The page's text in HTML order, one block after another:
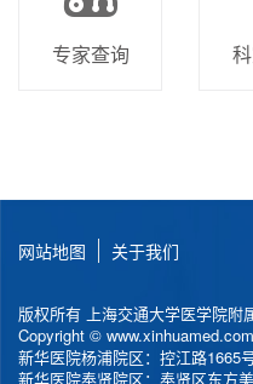
专家查询
网站地图 关于我们
版权所有 上海交通大学医学院附
Copyright ©
新华医院杨浦院区：控江路1665
新华医院奉贤院区：奉贤区东方